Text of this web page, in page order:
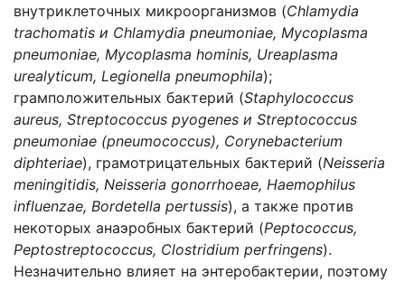
внутриклеточных микроорганизмов (Chlamydia
trachomatis и Chlamydia pneumoniae, Mycoplasma
pneumoniae, Mycoplasma hominis, Ureaplasma
urealyticum, Legionella pneumophila);
грамположительных бактерий (Staphylococcus
aureus, Streptococcus pyogenes и Streptococcus
pneumoniae (pneumococcus), Corynebacterium
diphteriae), грамотрицательных бактерий (Neisseria
meningitidis, Neisseria gonorrhoeae, Haemophilus
influenzae, Bordetella pertussis), а также против
некоторых анаэробных бактерий (Peptococcus,
Peptostreptococcus, Clostridium perfringens).
Незначительно влияет на энтеробактерии, поэтому